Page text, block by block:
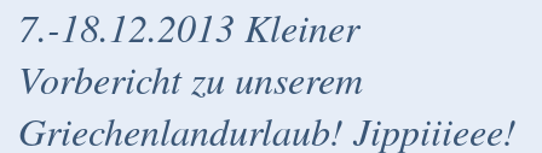
7.-18.12.2013 Kleiner
Vorbericht zu unserem
Griechenlandurlaub! Jippiiieee!